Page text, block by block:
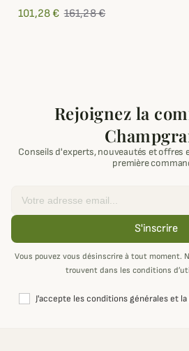
101,28 € 161,28 €
Rejoignez la
Conseils d'experts, nouveautés et offres
première
S'inscrire
Vous pouvez vous désinscrire à tout moment.
trouvent dans les conditions
J'accepte les conditions générales et